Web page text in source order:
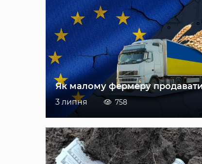
Як малому фермеру
3 липня 758